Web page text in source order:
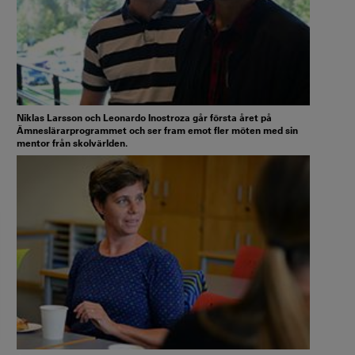
Niklas Larsson och Leonardo Inostroza går första året på
Ämneslärarprogrammet och ser fram emot fler möten med sin
mentor från skolvärlden.